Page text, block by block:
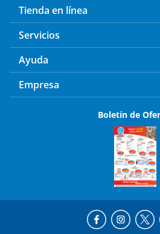
Tienda en línea
Servicios
Ayuda
Empresa
Boletín de